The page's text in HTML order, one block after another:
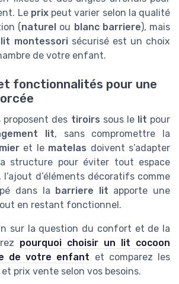
Le prixpeut varier selon la qualité
(naturel ou blanc barriere), mais
lit montessorisécurisé est un choix
de votre enfant.
fonctionnalités pour une
proposent des tiroirs sous le lit pour
lit, sans compromettre la
et le matelas doivent s’adapter
structure pour éviter tout espace
l’ajout d’éléments décoratifs comme
dans la barriere lit apporte une
en restant fonctionnel.
sur la question du confort et de la
pourquoi choisir un lit cocoon
de votre enfant et comparez les
prix vente selon vos besoins.